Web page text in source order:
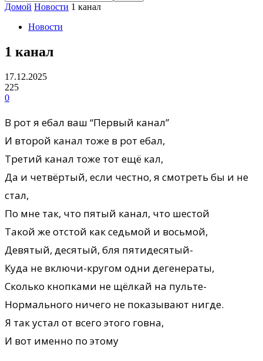
Домой Новости 1 канал
Новости
1 канал
17.12.2025
225
0
В рот я ебал ваш “Первый канал”
И второй канал тоже в рот ебал,
Третий канал тоже тот ещё кал,
Да и четвёртый, если честно, я смотреть бы и не
стал,
По мне так, что пятый канал, что шестой
Такой же отстой как седьмой и восьмой,
Девятый, десятый, бля пятидесятый-
Куда не включи-кругом одни дегенераты,
Сколько кнопками не щёлкай на пульте-
Нормального ничего не показывают нигде.
Я так устал от всего этого говна,
И вот именно по этому